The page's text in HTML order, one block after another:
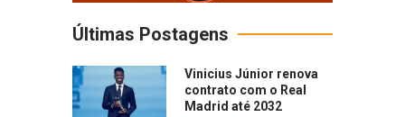
Últimas Postagens
Vinicius Júnior renova
contrato com o Real
Madrid até 2032